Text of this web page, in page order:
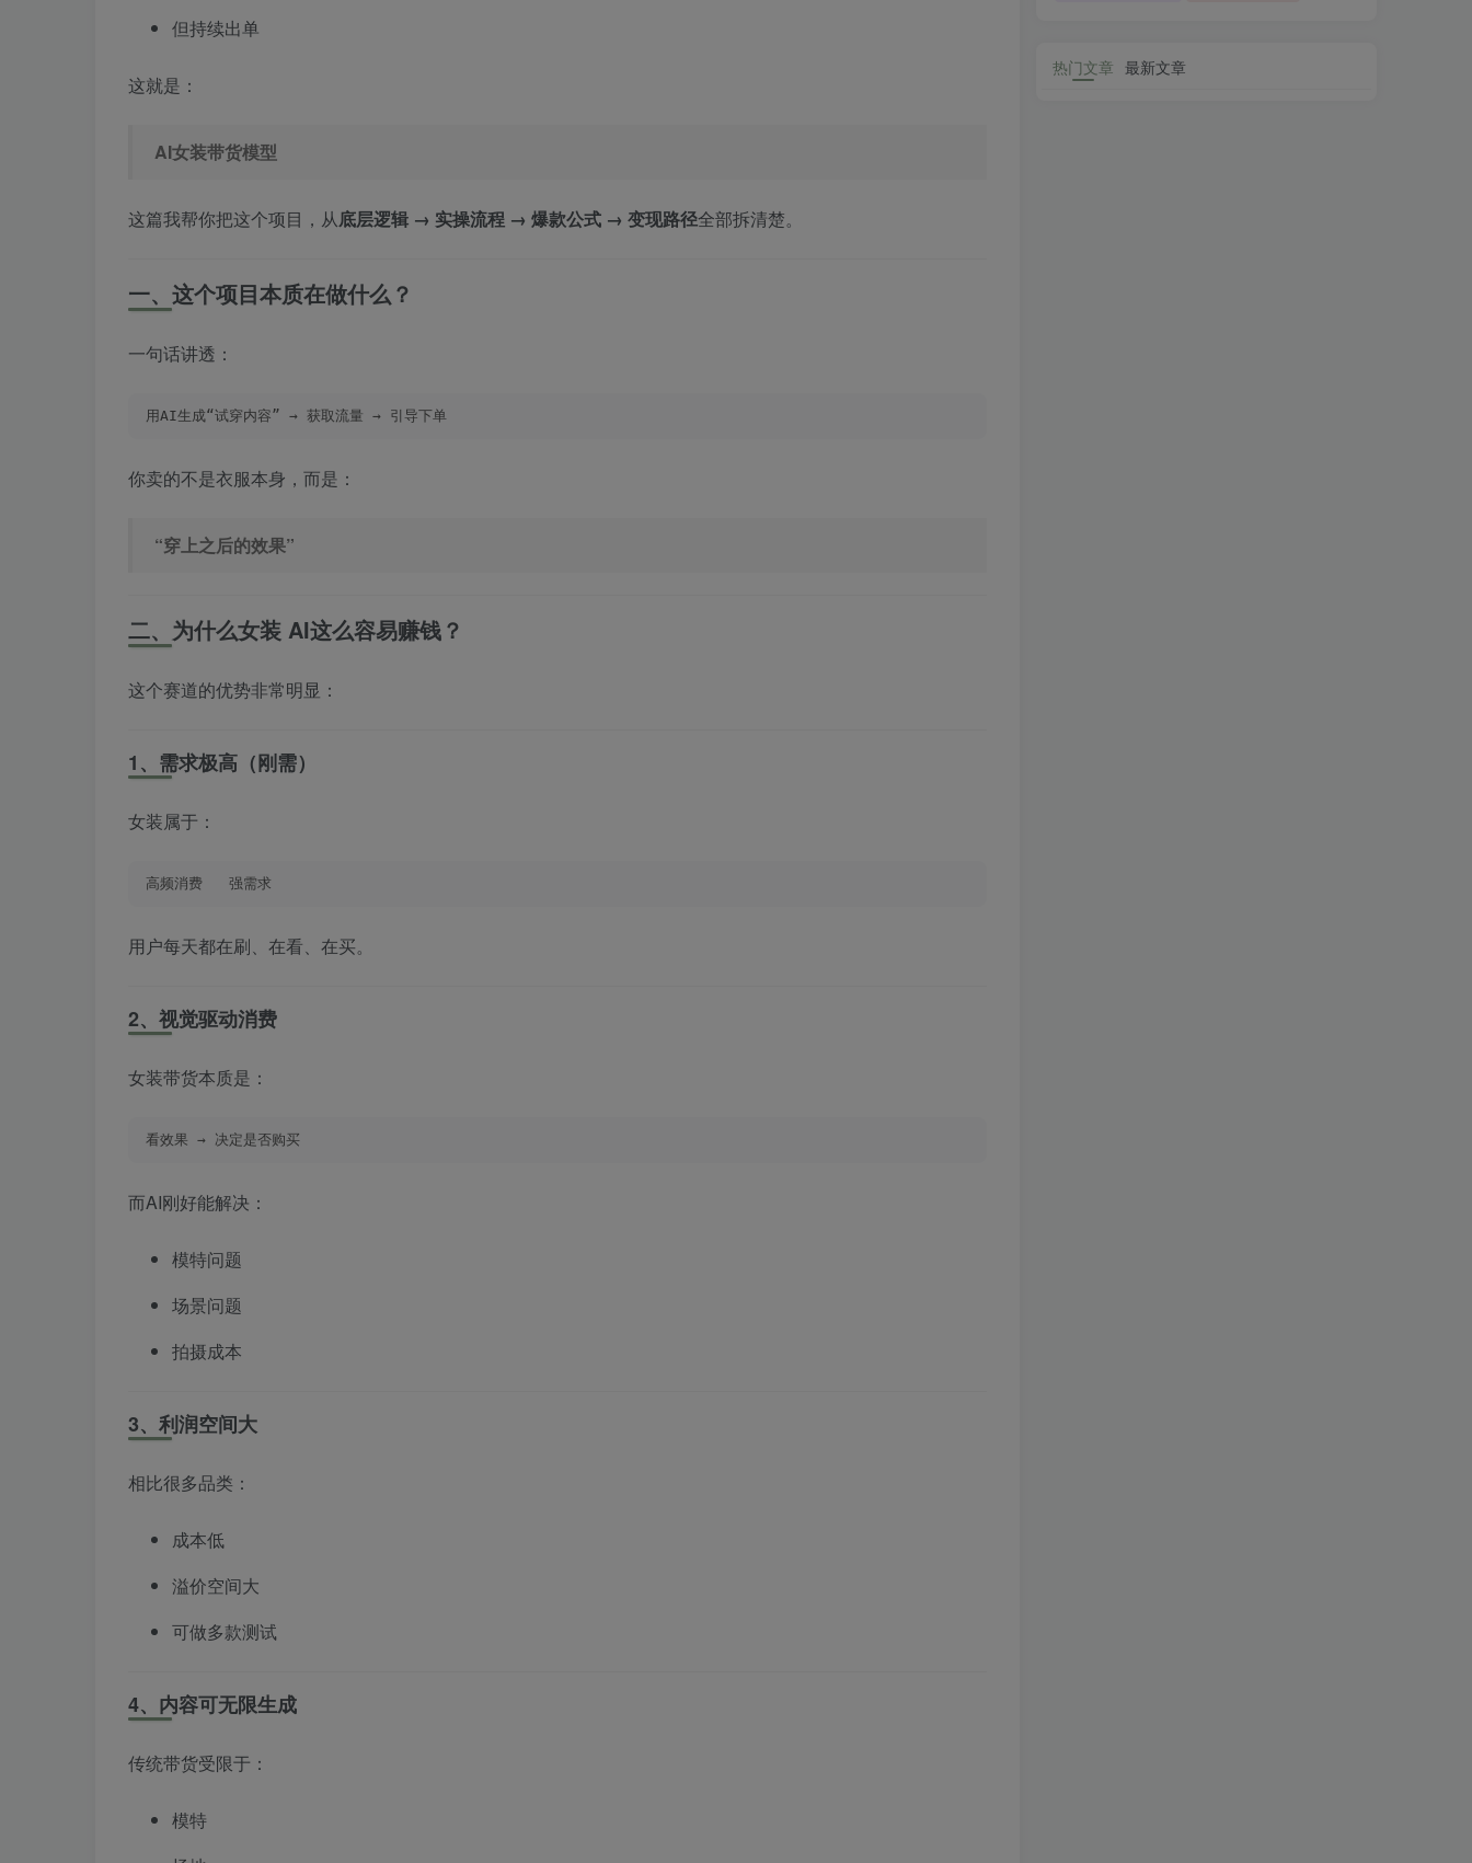
但持续出单
这就是：
AI女装带货模型
这篇我帮你把这个项目，从底层逻辑 → 实操流程 → 爆款公式 → 变现路径全部拆清楚。
一、这个项目本质在做什么？
一句话讲透：
用AI生成“试穿内容” → 获取流量 → 引导下单
你卖的不是衣服本身，而是：
“穿上之后的效果”
二、为什么女装 AI这么容易赚钱？
这个赛道的优势非常明显：
1、需求极高（刚需）
女装属于：
高频消费   强需求
用户每天都在刷、在看、在买。
2、视觉驱动消费
女装带货本质是：
看效果 → 决定是否购买
而AI刚好能解决：
模特问题
场景问题
拍摄成本
3、利润空间大
相比很多品类：
成本低
溢价空间大
可做多款测试
4、内容可无限生成
传统带货受限于：
模特
热门文章 最新文章